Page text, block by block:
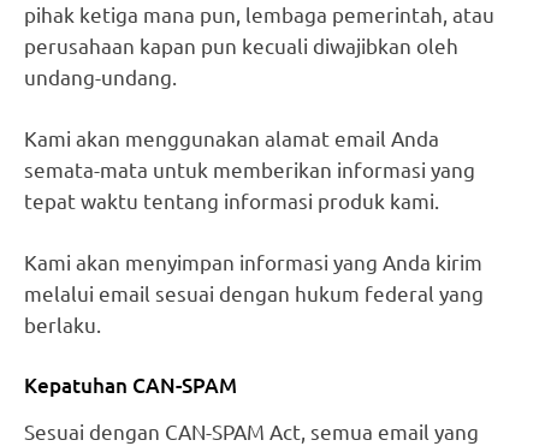
pihak ketiga mana pun, lembaga pemerintah, atau
perusahaan kapan pun kecuali diwajibkan oleh
undang-undang.
Kami akan menggunakan alamat email Anda
semata-mata untuk memberikan informasi yang
tepat waktu tentang informasi produk kami.
Kami akan menyimpan informasi yang Anda kirim
melalui email sesuai dengan hukum federal yang
berlaku.
Kepatuhan CAN-SPAM
Sesuai dengan CAN-SPAM Act, semua email yang